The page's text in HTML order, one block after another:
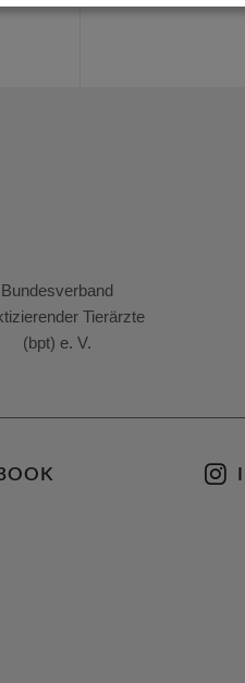
Bundesverband
Tierärzte
(bpt) e. V.